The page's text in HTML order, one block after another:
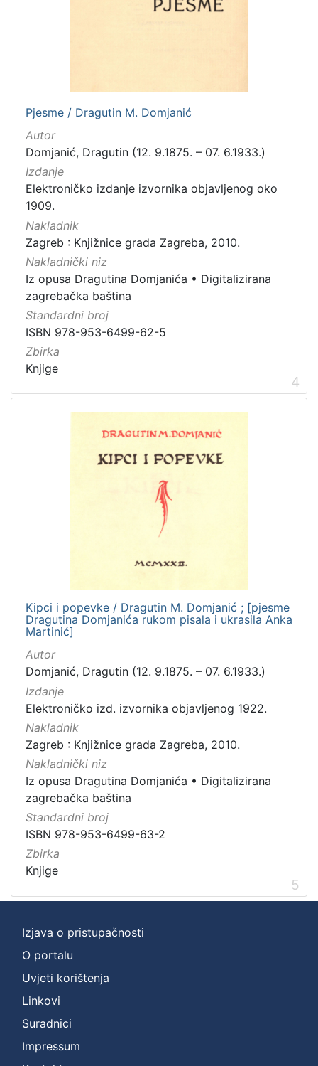
Pjesme / Dragutin M. Domjanić
Autor
Domjanić, Dragutin (12. 9.1875. – 07. 6.1933.)
Izdanje
Elektroničko izdanje izvornika objavljenog oko
1909.
Nakladnik
Zagreb : Knjižnice grada Zagreba, 2010.
Nakladnički niz
Iz opusa Dragutina Domjanića • Digitalizirana
zagrebačka baština
Standardni broj
ISBN 978-953-6499-62-5
Zbirka
Knjige
4
Kipci i popevke / Dragutin M. Domjanić ; [pjesme
Dragutina Domjanića rukom pisala i ukrasila Anka
Martinić]
Autor
Domjanić, Dragutin (12. 9.1875. – 07. 6.1933.)
Izdanje
Elektroničko izd. izvornika objavljenog 1922.
Nakladnik
Zagreb : Knjižnice grada Zagreba, 2010.
Nakladnički niz
Iz opusa Dragutina Domjanića • Digitalizirana
zagrebačka baština
Standardni broj
ISBN 978-953-6499-63-2
Zbirka
Knjige
5
Izjava o pristupačnosti
O portalu
Uvjeti korištenja
Linkovi
Suradnici
Impressum